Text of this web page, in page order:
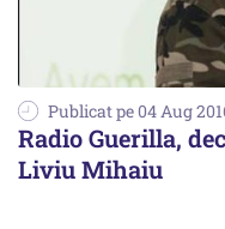
Publicat pe 04 Aug
Radio Guerilla,
Liviu Mihaiu